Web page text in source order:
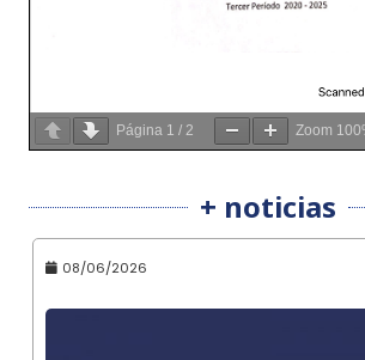
Página 1 / 2 Zoom
+ noticias
08/06/2026